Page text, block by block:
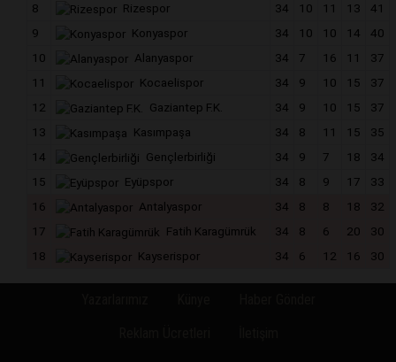
8
Rizespor 34 10 11 13
41
9
Konyaspor 34 10 10 14
40
10
Alanyaspor 34 7 16 11
37
11
Kocaelispor 34 9 10 15
37
12
Gaziantep F.K. 34 9 10 15
37
13
Kasımpaşa 34 8 11 15
35
14
Gençlerbirliği 34 9 7 18
34
15
Eyüpspor 34 8 9 17
33
16
Antalyaspor 34 8 8 18
32
17
Fatih Karagümrük 34 8 6 20
30
18
Kayserispor 34 6 12 16 30